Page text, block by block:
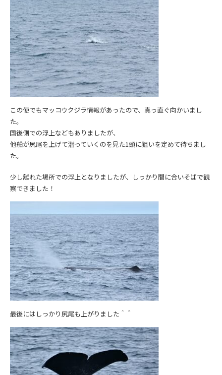
この便でもマッコウクジラ情報があったので、真っ直ぐ向かいまし
た。
国後側での浮上などもありましたが、
他船が尻尾を上げて潜っていくのを見た1頭に狙いを定めて待ちまし
た。
少し離れた場所での浮上となりましたが、しっかり間に合いそばで観
察できました！
最後にはしっかり尻尾も上がりました＾＾